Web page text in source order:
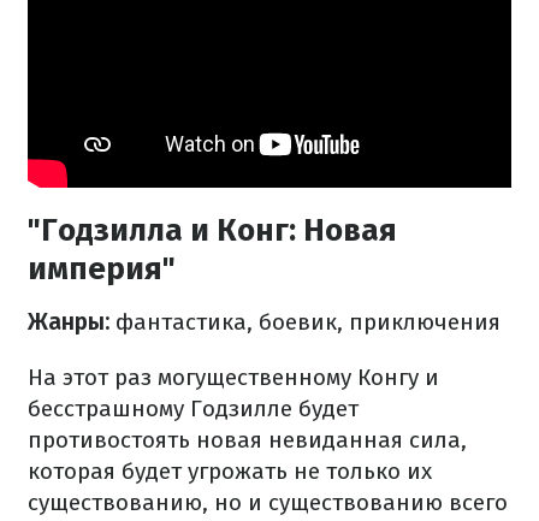
"Годзилла и Конг: Новая
империя"
Жанры: фантастика, боевик, приключения
На этот раз могущественному Конгу и
бесстрашному Годзилле будет
противостоять новая невиданная сила,
которая будет угрожать не только их
существованию, но и существованию всего